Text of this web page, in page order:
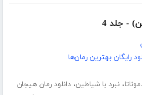
- جلد 4
رایگان بهترین رمان‌ها
،نبرد با شیاطین،دانلود رمان هیجان